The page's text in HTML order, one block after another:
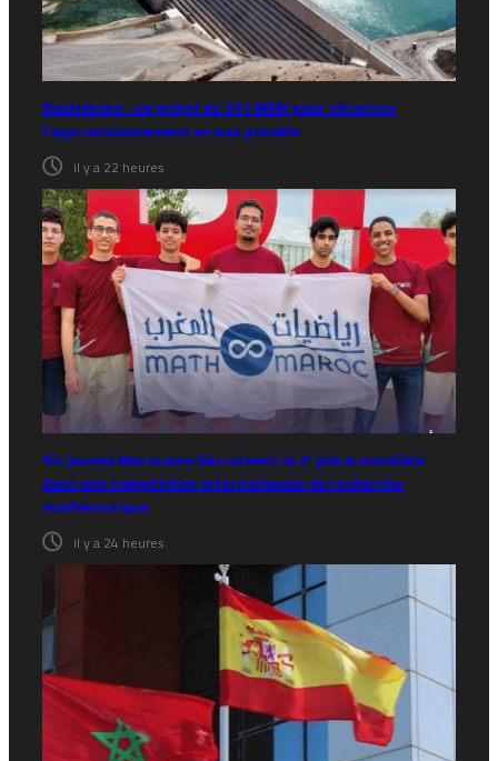
Boulemane : un projet de 251 MDH pour sécuriser
l’approvisionnement en eau potable
il y a 22 heures
Six jeunes Marocains décrochent la 2ᵉ place mondiale
dans une compétition internationale de recherche
mathématique
il y a 24 heures